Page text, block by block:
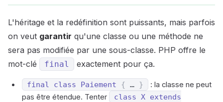
L'héritage et la redéfinition sont puissants, mais parfois
on veut garantir qu'une classe ou une méthode ne
sera pas modifiée par une sous-classe. PHP offre le
mot-clé
final exactement pour ça.
final class Paiement { … }
: la classe ne peut
pas être étendue. Tenter
class X extends